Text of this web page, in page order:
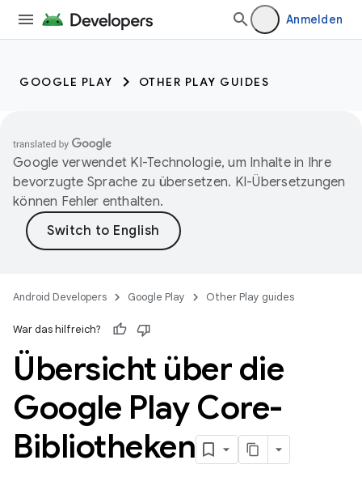
Anmelden
GOOGLE PLAY OTHER PLAY GUIDES
Google verwendet KI-Technologie, um Inhalte in Ihre
bevorzugte Sprache zu übersetzen. KI-Übersetzungen
können Fehler enthalten.
Android Developers Google Play Other Play guides
War das hilfreich?
Übersicht über die
Google Play Core-
Bibliotheken